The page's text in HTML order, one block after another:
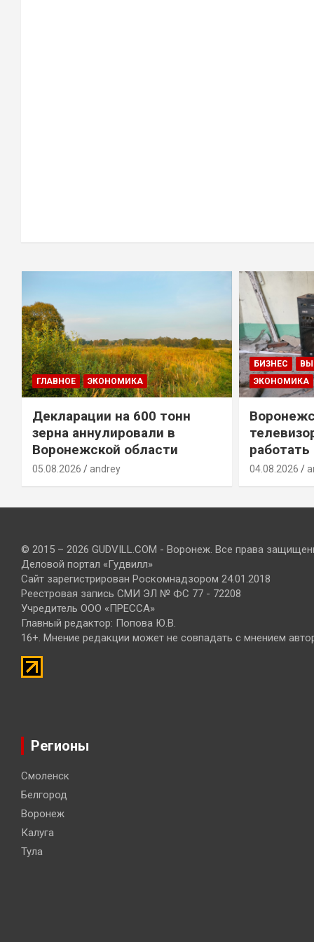
ГЛАВНОЕ ЭКОНОМИКА
Декларации на 600 тонн
зерна аннулировали в
Воронежской области
05.08.2026 andrey
БИЗНЕС
ЭКОНОМИКА
работать
04.08.2026
© 2015 – 2026 GUDVILL.COM - Воронеж. Все права
Деловой портал «Гудвилл»
Сайт зарегистрирован Роскомнадзором 24.01.2018
Реестровая запись СМИ ЭЛ № ФС 77 - 72208
Учредитель ООО «ПРЕССА»
Главный редактор: Попова Ю.В.
16+. Мнение редакции может не совпадать с мнением
Регионы
Смоленск
Белгород
Воронеж
Калуга
Тула